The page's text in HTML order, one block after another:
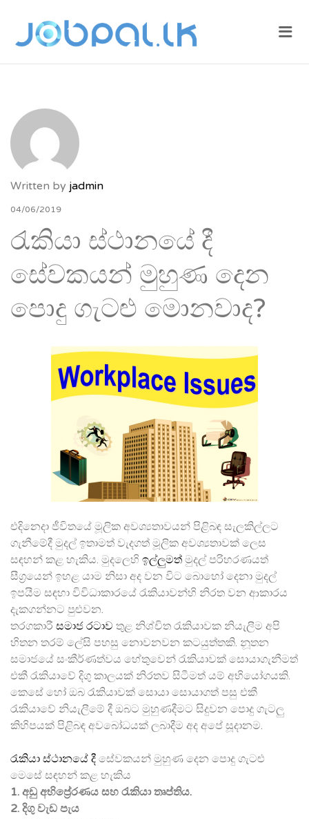
FIND JOBS
Written by jadmin
04/06/2019
රැකියා ස්ථානයේ දී
සේවකයන් මුහුණ දෙන
පොදු ගැටළු මොනවාද?
එදිනෙදා ජීවිතයේ මූලික අවශ්‍යතාවයන් පිළිබඳ සැලකිල්ලට
ගැනීමේදී මුදල් ඉතාමත් වැදගත් මූලික අවශ්‍යතාවක් ලෙස
සඳහන් කළ හැකිය. මුදලෙහි ඉල්ලුමත් මුදල් පරිහරණයත්
සීග්‍රයෙන් ඉහළ යාම නිසා අද වන විට බොහෝ දෙනා මුදල්
ඉපයීම සඳහා විවිධාකාරයේ රැකියාවන්හි නිරත වන ආකාරය
දැකගන්නට පුළුවන.
තරගකාරී සමාජ රටාව තුළ නිශ්චිත රැකියාවක නියැලීම අපි
හිතන තරම් ලේසි පහසු නොවනවන කටයුත්තකි. නූතන
සමාජයේ සංකීර්ණත්වය හේතුවෙන් රැකියාවක් සොයාගැනීමත්
එකී රැකියාවේ දිගු කාලයක් නිරතව සිටීමත් යම් අභියෝගයකි.
කෙසේ හෝ ඔබ රැකියාවක් සොයා සොයාගත් පසු එකී
රැකියාවේ නියැලීමේ දී ඔබට මුහුණදීමට සිදුවන පොදු ගැටලු
කිහිපයක් පිළිබඳ අවබෝධයක් ලබාදීම අද අපේ සූදානම.
රැකියා ස්ථානයේ දී සේවකයන් මුහුණ දෙන පොදු ගැටළු
මෙසේ සඳහන් කළ හැකිය
1. අඩු අභිප්‍රේරණය සහ රැකියා තෘප්තිය.
2. දිගු වැඩ පැය